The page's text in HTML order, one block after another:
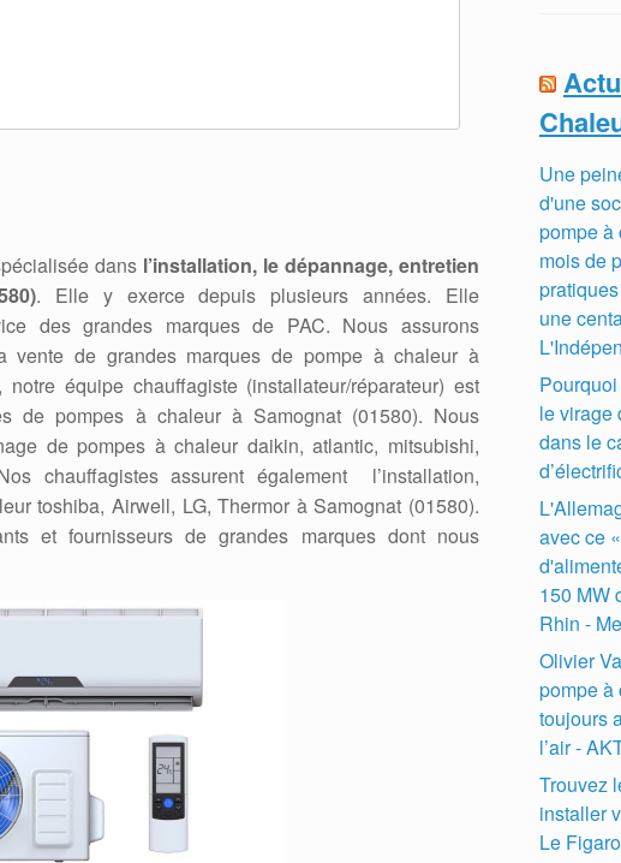
dans l’installation, le dépannage, entretien
. Elle y exerce depuis plusieurs années. Elle
des grandes marques de PAC. Nous assurons
vente de grandes marques de pompe à chaleur à
équipe chauffagiste (installateur/réparateur) est
de pompes à chaleur à Samognat (01580). Nous
de pompes à chaleur daikin, atlantic, mitsubishi,
chauffagistes assurent également l’installation,
toshiba, Airwell, LG, Thermor à Samognat (01580).
et fournisseurs de grandes marques dont nous
Une
d'une
pompe à
mois de
une
le virage
dans le
avec ce
150 MW
Rhin -
Olivier
pompe à
toujours
l’air -
Trouvez
installer
Le Figaro